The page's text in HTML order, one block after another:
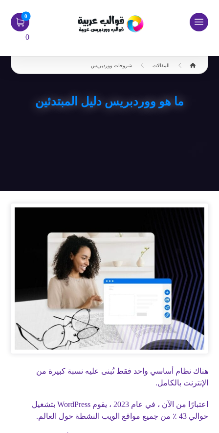
0
المقالات شروحات ووردبريس
ما هو ووردبريس دليل المبتدئين
هناك نظام أساسي واحد فقط تُبنى عليه نسبة كبيرة من
الإنترنت بالكامل.
اعتبارًا من الآن ، في عام 2023 ، يقوم WordPress بتشغيل
حوالي 43 ٪ من جميع مواقع الويب النشطة حول العالم.